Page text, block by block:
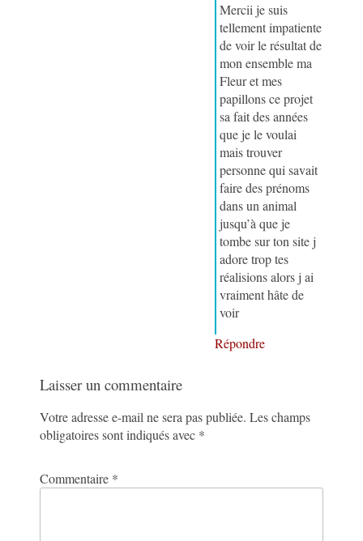
Mercii je suis
tellement impatiente
de voir le résultat de
mon ensemble ma
Fleur et mes
papillons ce projet
sa fait des années
que je le voulai
mais trouver
personne qui savait
faire des prénoms
dans un animal
jusqu’à que je
tombe sur ton site j
adore trop tes
réalisions alors j ai
vraiment hâte de
voir
Répondre
Laisser un commentaire
Votre adresse e-mail ne sera pas publiée. Les champs
obligatoires sont indiqués avec *
Commentaire *